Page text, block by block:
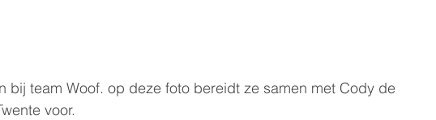
bij team Woof. op deze foto bereidt ze samen met Cody de
voor.